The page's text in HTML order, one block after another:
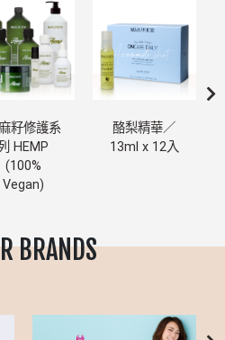
籽修護系
HEMP
(100%
Vegan)
酪梨精華／
13ml x 12入
BRANDS